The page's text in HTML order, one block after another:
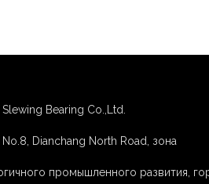
Bearing Co.,Ltd.
No.8, Dianchang North Road, зона
промышленного развития,